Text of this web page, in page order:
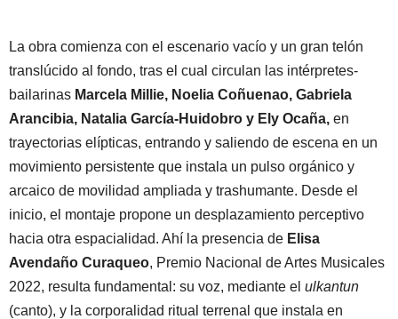
La obra comienza con el escenario vacío y un gran telón
translúcido al fondo, tras el cual circulan las intérpretes-
bailarinas Marcela Millie, Noelia Coñuenao, Gabriela
Arancibia, Natalia García-Huidobro y Ely Ocaña, en
trayectorias elípticas, entrando y saliendo de escena en un
movimiento persistente que instala un pulso orgánico y
arcaico de movilidad ampliada y trashumante. Desde el
inicio, el montaje propone un desplazamiento perceptivo
hacia otra espacialidad. Ahí la presencia de Elisa
Avendaño Curaqueo, Premio Nacional de Artes Musicales
2022, resulta fundamental: su voz, mediante el ulkantun
(canto), y la corporalidad ritual terrenal que instala en